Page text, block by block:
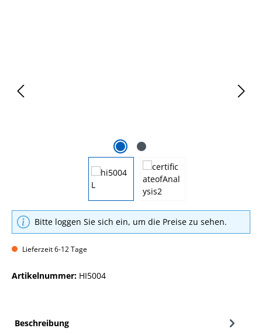
Bitte loggen Sie sich ein, um die Preise zu sehen.
Lieferzeit 6-12 Tage
Artikelnummer: HI5004
Beschreibung